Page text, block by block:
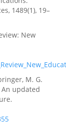
1489(1), 19–
New
M. G.
updated